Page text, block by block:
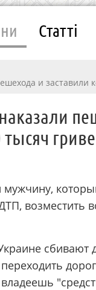
Статті
и заставили
возместить
сбивают
переходить
владеешь